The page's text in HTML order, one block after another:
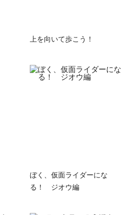
上を向いて歩こう！
ぼく、仮面ライダーにな
る！ ジオウ編